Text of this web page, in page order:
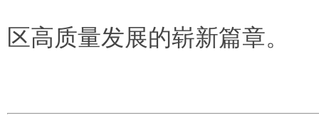
区高质量发展的崭新篇章。